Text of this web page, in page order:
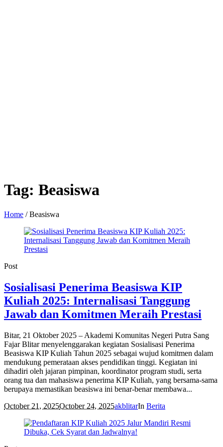
Tag: Beasiswa
Home /Beasiswa
Post
Sosialisasi Penerima Beasiswa KIP
Kuliah 2025: Internalisasi Tanggung
Jawab dan Komitmen Meraih Prestasi
Bitar, 21 Oktober 2025 – Akademi Komunitas Negeri Putra Sang
Fajar Blitar menyelenggarakan kegiatan Sosialisasi Penerima
Beasiswa KIP Kuliah Tahun 2025 sebagai wujud komitmen dalam
mendukung pemerataan akses pendidikan tinggi. Kegiatan ini
dihadiri oleh jajaran pimpinan, koordinator program studi, serta
orang tua dan mahasiswa penerima KIP Kuliah, yang bersama-sama
berupaya memastikan beasiswa ini benar-benar membawa...
October 21, 2025October 24, 2025akblitarIn Berita